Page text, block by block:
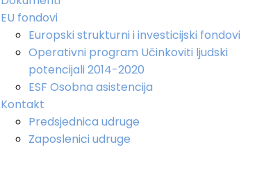
EU fondovi
Europski strukturni i investicijski fondovi
Operativni program Učinkoviti ljudski
potencijali 2014-2020
ESF Osobna asistencija
Kontakt
Predsjednica udruge
Zaposlenici udruge